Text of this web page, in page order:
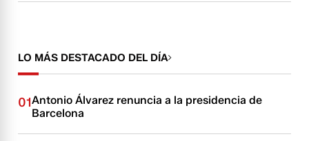
LO MÁS DESTACADO DEL DÍA
01Antonio Álvarez renuncia a la presidencia de
Barcelona